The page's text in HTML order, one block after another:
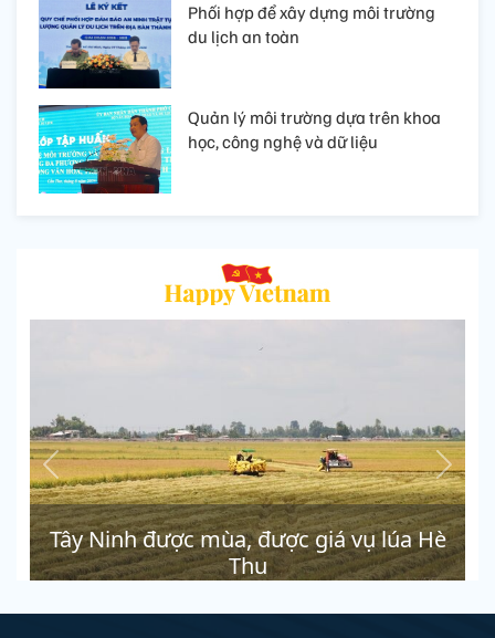
Phối hợp để xây dựng môi trường
du lịch an toàn
Quản lý môi trường dựa trên khoa
học, công nghệ và dữ liệu